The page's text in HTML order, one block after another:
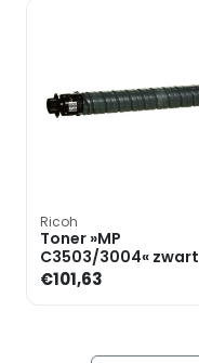
Ricoh
Toner »MP
C3503/3004« zwart
€101,63